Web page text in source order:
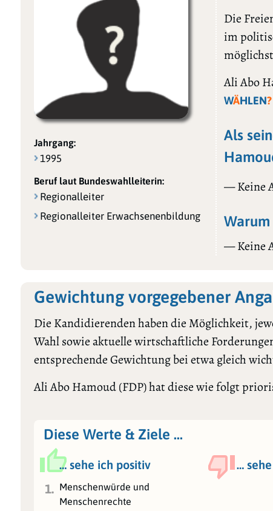
Jahrgang:
1995
Beruf laut Bundeswahlleiterin:
Regionalleiter
Regionalleiter Erwachsenenbildung
Die
im
Ali Abo
WÄHLEN?
Als
— Keine
— Keine
Gewichtung vorgegebener
Die Kandidierenden haben die Möglichkeit,
Wahl sowie aktuelle wirtschaftliche
entsprechende Gewichtung bei etwa gleich
Ali Abo Hamoud (FDP) hat diese wie folgt
Diese Werte & Ziele …
… sehe ich positiv
…
1. Menschenwürde und
Menschenrechte